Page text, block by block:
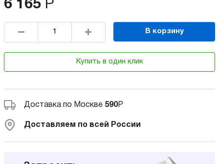
6 165 Р
В корзину
Купить в один клик
Доставка по Москве 590Р
Доставляем по всей России